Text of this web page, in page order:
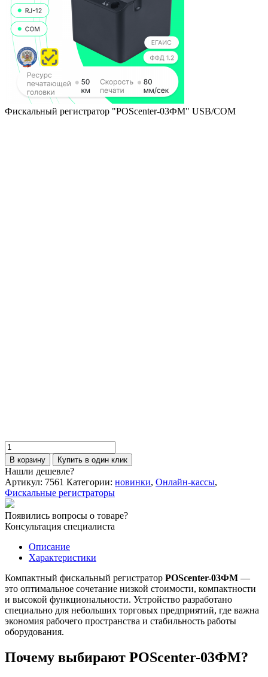
Фискальный регистратор "POScenter-03ФМ" USB/COM
Количество
товара
Фискальный
регистратор
"POScenter-
03ФМ"
USB/COM
В корзину Купить в один клик
Нашли дешевле?
Артикул: 7561 Категории: новинки, Онлайн-кассы,
Фискальные регистраторы
Появились вопросы о товаре?
Консультация специалиста
Описание
Характеристики
Компактный фискальный регистратор POScenter-03ФМ —
это оптимальное сочетание низкой стоимости, компактности
и высокой функциональности. Устройство разработано
специально для небольших торговых предприятий, где важна
экономия рабочего пространства и стабильность работы
оборудования.
Почему выбирают POScenter-03ФМ?